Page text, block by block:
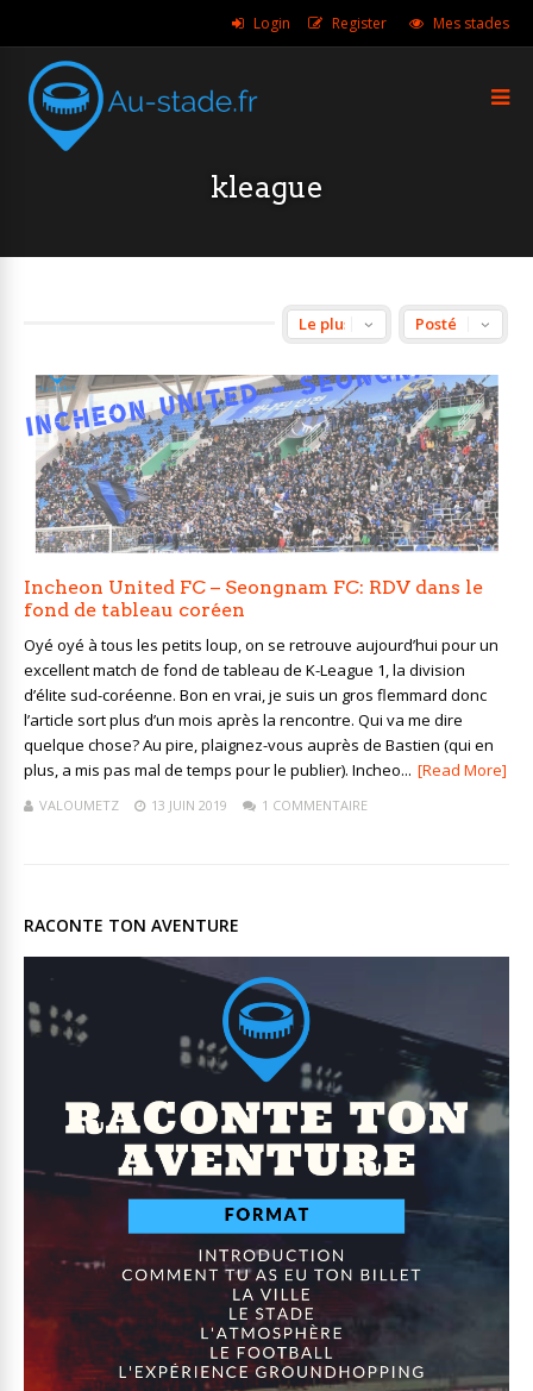
Login Register Mes stades
kleague
Incheon United FC – Seongnam FC: RDV dans le
fond de tableau coréen
Oyé oyé à tous les petits loup, on se retrouve aujourd’hui pour un
excellent match de fond de tableau de K-League 1, la division
d’élite sud-coréenne. Bon en vrai, je suis un gros flemmard donc
l’article sort plus d’un mois après la rencontre. Qui va me dire
quelque chose? Au pire, plaignez-vous auprès de Bastien (qui en
plus, a mis pas mal de temps pour le publier). Incheo... [Read More]
VALOUMETZ 13 JUIN 2019 1 COMMENTAIRE
RACONTE TON AVENTURE